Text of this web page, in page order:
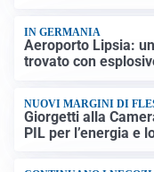
IN GERMANIA
Aeroporto Lipsia:
trovato con
NUOVI MARGINI DI
Giorgetti alla
PIL per l’energia e